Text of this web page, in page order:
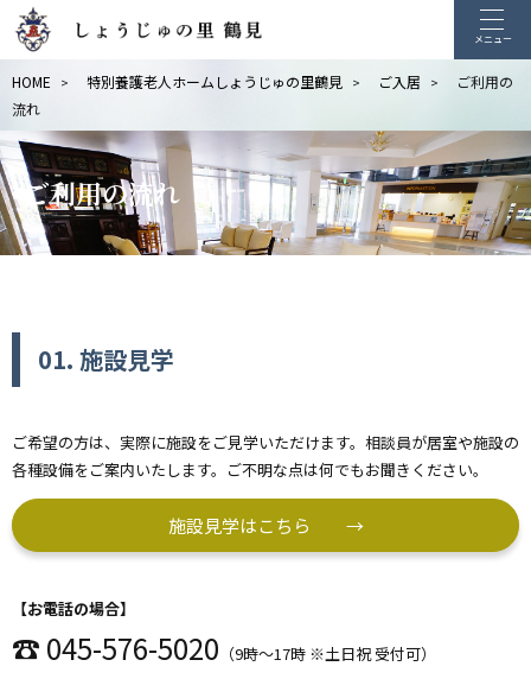
メニュー
HOME > 特別養護老人ホームしょうじゅの里鶴見 > ご入居 >
ご利用の
流れ
ご利用の流れ
01. 施設見学
ご希望の方は、実際に施設をご見学いただけます。相談員が居室や施設の
各種設備をご案内いたします。ご不明な点は何でもお聞きください。
施設見学はこちら →
【お電話の場合】
☎ 045-576-5020 （9時～17時 ※土日祝 受付可）